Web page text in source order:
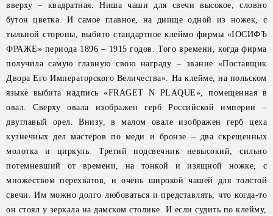
вверху – квадратная. Ниша чаши для свечи высокое, словно
бутон цветка. И самое главное, на днище одной из ножек, с
тыльной стороны, выбито стандартное клеймо фирмы «IОСИФЪ
ФРАЖЕ» периода 1896 – 1915 годов. Того времени, когда фирма
получила самую главную свою награду – звание «Поставщик
Двора Его Императорского Величества». На клейме, на польском
языке выбита надпись «FRAGET N PLAQUE», помещенная в
овал. Сверху овала изображен герб Российской империи –
двуглавый орел. Внизу, в малом овале изображен герб цеха
кузнечных дел мастеров по меди и бронзе – два скрещенных
молотка и циркуль. Третий подсвечник невысокий, сильно
потемневший от времени, на тонкой и изящной ножке, с
множеством перехватов, и очень широкой чашей для толстой
свечи. Им можно долго любоваться и представлять, что когда-то
он стоял у зеркала на дамском столике. И если судить по клейму,